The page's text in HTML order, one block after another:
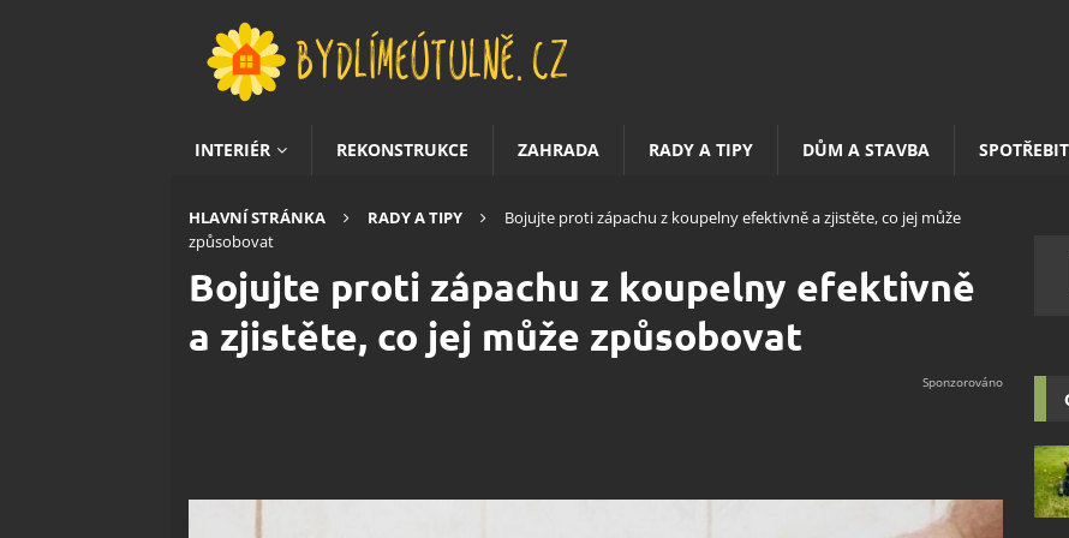
INTERIÉR REKONSTRUKCE ZAHRADA RADY A TIPY DŮM A STAVBA
HLAVNÍ STRÁNKA RADY A TIPY
Bojujte proti zápachu z koupelny efektivně a zjistěte, co jej může
způsobovat
Bojujte proti zápachu z koupelny efektivně
a zjistěte, co jej může způsobovat